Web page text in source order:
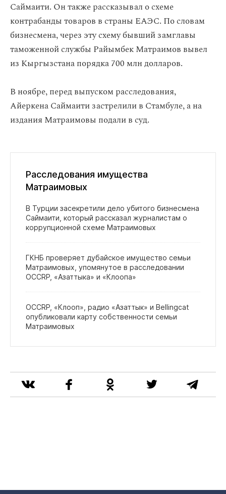
Саймаити. Он также рассказывал о схеме
контрабанды товаров в страны ЕАЭС. По словам
бизнесмена, через эту схему бывший замглавы
таможенной службы Райымбек Матраимов вывел
из Кыргызстана порядка 700 млн долларов.
В ноябре, перед выпуском расследования,
Айеркена Саймаити застрелили в Стамбуле, а на
издания Матраимовы подали в суд.
Расследования имущества
Матраимовых
В Турции засекретили дело убитого бизнесмена
Саймаити, который рассказал журналистам о
коррупционной схеме Матраимовых
ГКНБ проверяет дубайское имущество семьи
Матраимовых, упомянутое в расследовании
OCCRP, «Азаттыка» и «Клоопа»
OCCRP, «Клооп», радио «Азаттык» и Bellingcat
опубликовали карту собственности семьи
Матраимовых